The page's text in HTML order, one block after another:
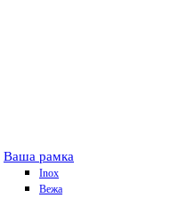
Ваша рамка
Inox
Вежа